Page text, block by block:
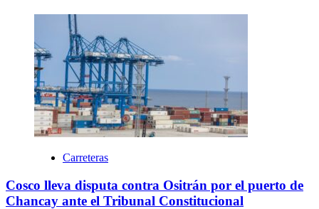
Carreteras
Cosco lleva disputa contra Ositrán por el puerto de
Chancay ante el Tribunal Constitucional